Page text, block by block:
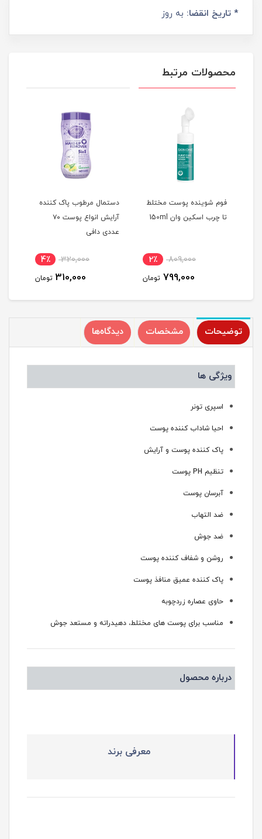
* تاریخ انقضا: به روز
محصولات مرتبط
فوم شوینده پوست مختلط
تا چرب اسکین وان 150ml
809,000 2٪
799,000 تومان
دستمال مرطوب پاک کننده
آرایش انواع پوست ۷۰
عددی دافی
320,000 4٪
310,000 تومان
توضیحات مشخصات دیدگاه‌ها
ویژگی ها
اسپری تونر
احیا شاداب کننده پوست
پاک کننده پوست و آرایش
تنظیم PH پوست
آبرسان پوست
ضد التهاب
ضد جوش
روشن و شفاف کننده پوست
پاک کننده عمیق منافذ پوست
حاوی عصاره زردچوبه
مناسب برای پوست های مختلط، دهیدراته و مستعد جوش
درباره محصول
معرفی برند